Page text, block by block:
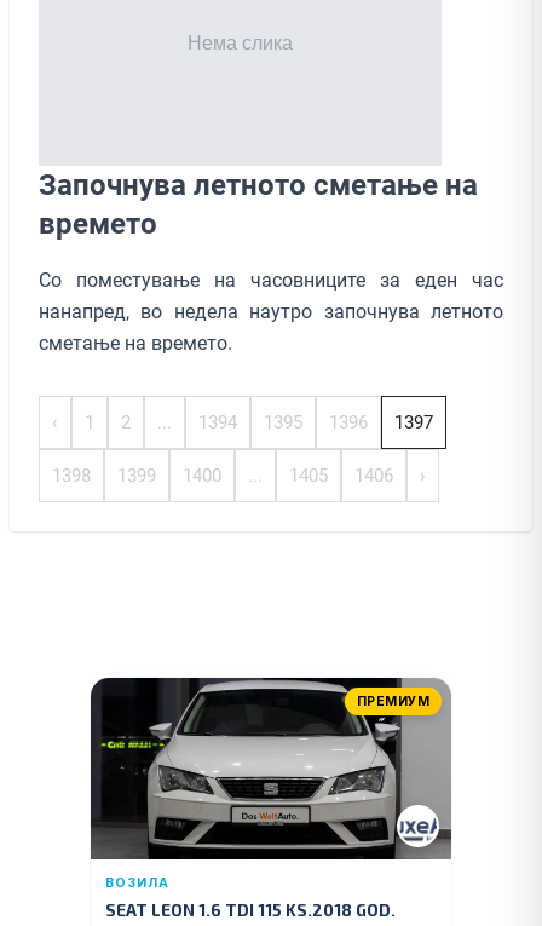
Започнува летното сметање на
времето
Со поместување на часовниците за еден час
нанапред, вo недела наутро започнува летното
сметање на времето.
‹ 1 2 ... 1394 1395 1396 1397
1398 1399 1400 ... 1405 1406 ›
ПРЕМИУМ
ВОЗИЛА
SEAT LEON 1.6 TDI 115 KS.2018 GOD.